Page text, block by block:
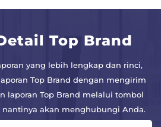
Top Brand
yang lebih lengkap dan rinci,
Top Brand dengan mengirim
laporan Top Brand melalui tombol
akan menghubungi Anda.